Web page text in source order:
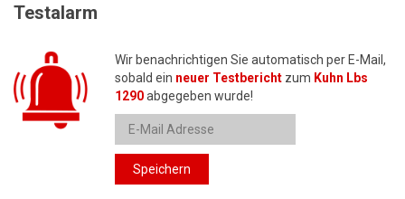
Testalarm
Wir benachrichtigen Sie automatisch per E-Mail,
sobald ein neuer Testbericht zum Kuhn Lbs
1290abgegeben wurde!
Speichern